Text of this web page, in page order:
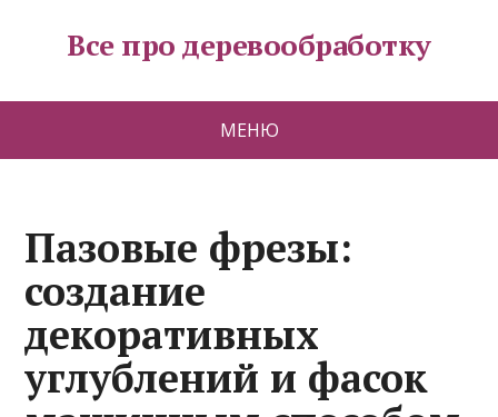
Все про деревообработку
МЕНЮ
Пазовые фрезы:
создание
декоративных
углублений и фасок